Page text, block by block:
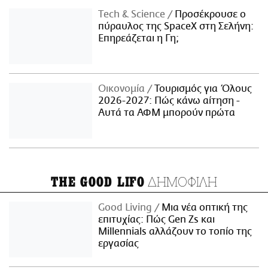
Τech & Science
Προσέκρουσε ο
πύραυλος της SpaceX στη Σελήνη:
Επηρεάζεται η Γη;
Οικονομία
Τουρισμός για Όλους
2026-2027: Πώς κάνω αίτηση -
Αυτά τα ΑΦΜ μπορούν πρώτα
THE GOOD LIFO ΔΗΜΟΦΙΛΗ
Good Living
Μια νέα οπτική της
επιτυχίας: Πώς Gen Zs και
Millennials αλλάζουν το τοπίο της
εργασίας